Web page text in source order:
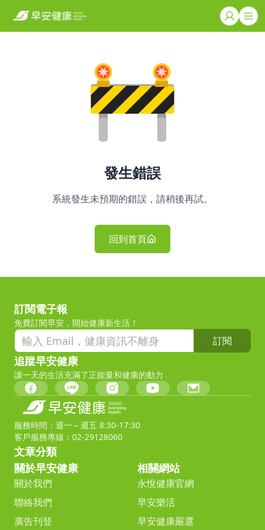
發生錯誤
系統發生未預期的錯誤，請稍後再試。
回到首頁
訂閱電子報
免費訂閱早安，開始健康新生活！
訂閱
追蹤早安健康
讓一天的生活充滿了正能量和健康的動力
服務時間：週一～週五 8:30-17:30
客戶服務專線：02-29128060
文章分類
關於早安健康
關於我們
聯絡我們
廣告刊登
相關網站
永悅健康官網
早安樂活
早安健康嚴選